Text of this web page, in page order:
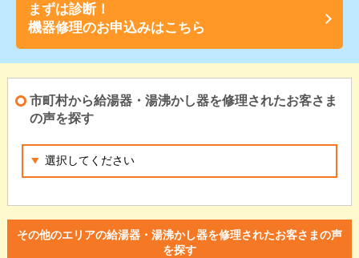
まずは診断！
機器修理のお申込みはこちら
市町村から給湯器・湯沸かし器を修理されたお客さま
の声を探す
その他のエリアの給湯器・湯沸かし器を修理されたお客さまの声
を探す